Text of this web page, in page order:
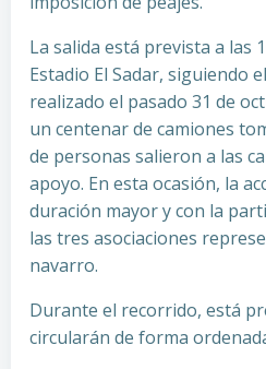
La salida está prevista a las
Estadio El Sadar, siguiendo
realizado el pasado 31 de
un centenar de camiones
de personas salieron a las
apoyo. En esta ocasión, la
duración mayor y con la
las tres asociaciones
navarro.
Durante el recorrido, está
circularán de forma